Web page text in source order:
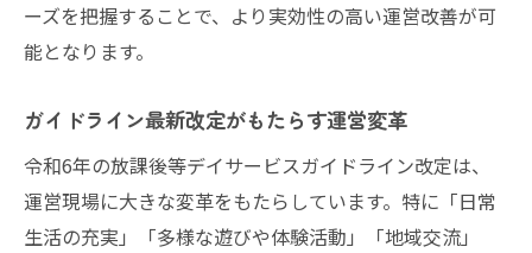
ーズを把握することで、より実効性の高い運営改善が可
能となります。
ガイドライン最新改定がもたらす運営変革
令和6年の放課後等デイサービスガイドライン改定は、
運営現場に大きな変革をもたらしています。特に「日常
生活の充実」「多様な遊びや体験活動」「地域交流」